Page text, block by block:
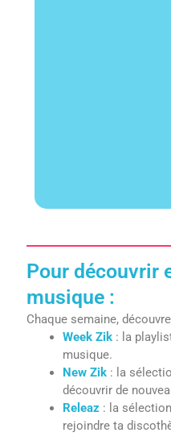
Pour découvrir
musique :
Chaque semaine,
Week Zik : la
musique.
New Zik : la
découvrir de
Releaz : la
rejoindre ta